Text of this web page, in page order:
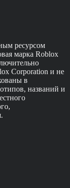
ресурсом
марка Roblox
Corporation и не
в
названий и